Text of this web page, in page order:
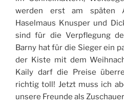
werden erst am späten
Haselmaus Knusper und
sind für die Verpflegung
Barny hat für die Sieger ein
der Kiste mit dem
Kaily darf die Preise
richtig toll! Jetzt muss ich
unsere Freunde als